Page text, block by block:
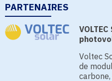
PARTENAIRES
Voltec
de